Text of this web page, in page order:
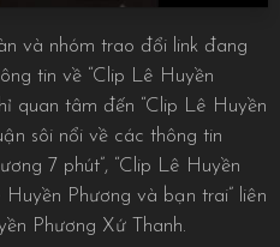
và nhóm trao đổi link đang
tin về “Clip Lê Huyền
quan tâm đến “Clip Lê Huyền
sôi nổi về các thông tin
7 phút”, “Clip Lê Huyền
Huyền Phương và bạn trai” liên
Phương Xứ Thanh.